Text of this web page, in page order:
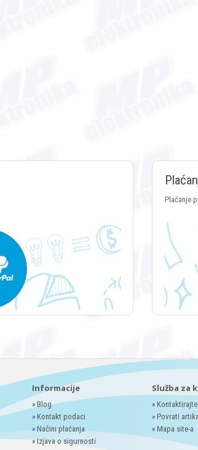
Plaćanje
Informacije
» Blog
» Kontakt podaci
» Načini plaćanja
»Izjava o sigurnosti
Služba za
»
» Povrati
» Mapa site-a